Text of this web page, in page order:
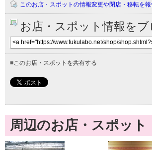
このお店・スポットの情報変更や閉店・移転を
お店・スポット情報を
■ このお店・スポットを共有する
周辺のお店・スポット